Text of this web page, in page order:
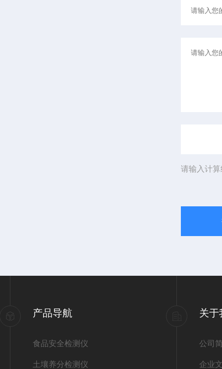
请输入计
产品导航
食品安全检测仪
土壤养分检测仪
关于
公司
企业